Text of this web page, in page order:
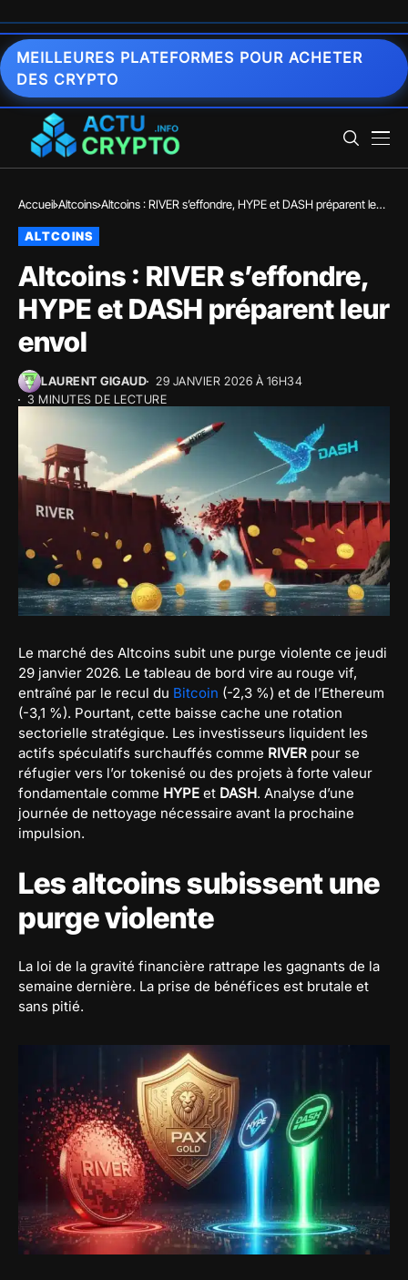
MEILLEURES PLATEFORMES POUR ACHETER
DES CRYPTO
Accueil Altcoins Altcoins : RIVER s’effondre, HYPE et DASH préparent leur
ALTCOINS
Altcoins : RIVER s’effondre,
HYPE et DASH préparent leur
envol
LAURENT GIGAUD
29 JANVIER 2026 À 16H34
3 MINUTES DE LECTURE
Le marché des Altcoins subit une purge violente ce jeudi
29 janvier 2026. Le tableau de bord vire au rouge vif,
entraîné par le recul du Bitcoin (-2,3 %) et de l’Ethereum
(-3,1 %). Pourtant, cette baisse cache une rotation
sectorielle stratégique. Les investisseurs liquident les
actifs spéculatifs surchauffés comme RIVER pour se
réfugier vers l’or tokenisé ou des projets à forte valeur
fondamentale comme HYPE et DASH. Analyse d’une
journée de nettoyage nécessaire avant la prochaine
impulsion.
Les altcoins subissent une
purge violente
La loi de la gravité financière rattrape les gagnants de la
semaine dernière. La prise de bénéfices est brutale et
sans pitié.